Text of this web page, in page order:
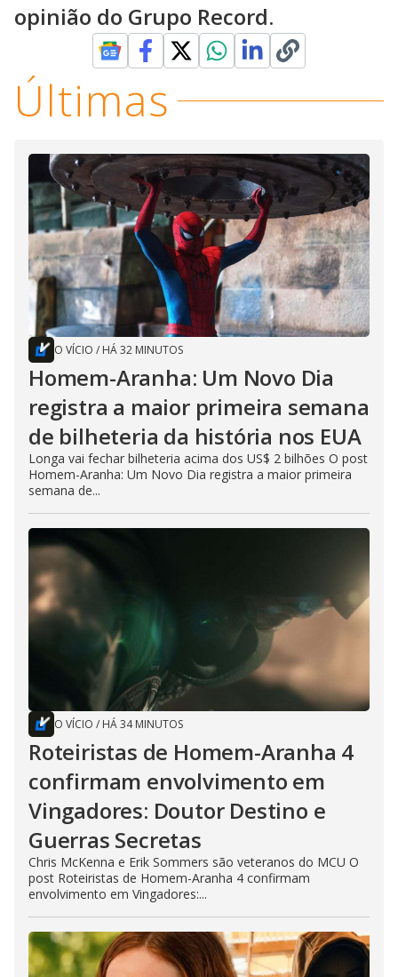
opinião do Grupo Record.
Últimas
O VÍCIO / HÁ 32 MINUTOS
Homem-Aranha: Um Novo Dia
registra a maior primeira semana
de bilheteria da história nos EUA
Longa vai fechar bilheteria acima dos US$ 2 bilhões O post
Homem-Aranha: Um Novo Dia registra a maior primeira
semana de...
O VÍCIO / HÁ 34 MINUTOS
Roteiristas de Homem-Aranha 4
confirmam envolvimento em
Vingadores: Doutor Destino e
Guerras Secretas
Chris McKenna e Erik Sommers são veteranos do MCU O
post Roteiristas de Homem-Aranha 4 confirmam
envolvimento em Vingadores:...